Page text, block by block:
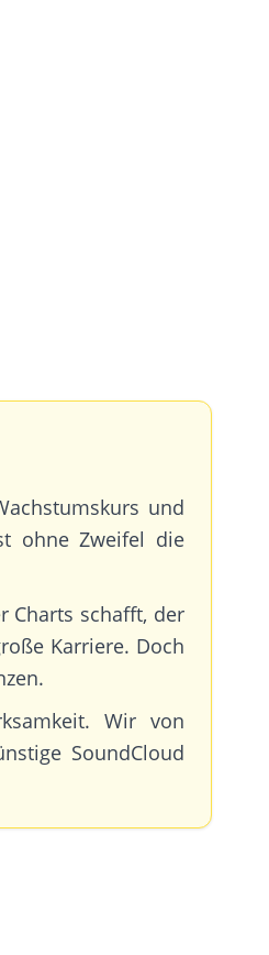
und
ohne Zweifel die
Charts schafft, der
Karriere. Doch
Wir von
SoundCloud